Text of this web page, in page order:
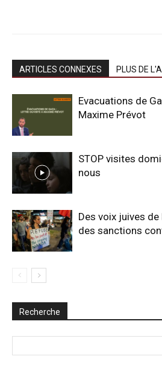
ARTICLES CONNEXES PLUS DE
Evacuations de
Maxime Prévot
STOP visites
nous
Des voix juives
des sanctions
Recherche